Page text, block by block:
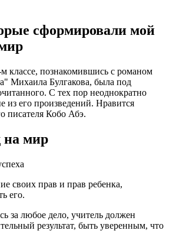
сформировали мой
классе, познакомившись с романом
Михаила Булгакова, была под
С тех пор неоднократно
из его произведений. Нравится
писателя Кобо Абэ.
на мир
своих прав и прав ребенка,
его.
за любое дело, учитель должен
результат, быть уверенным, что